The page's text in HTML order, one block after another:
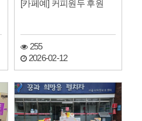
[카페예] 커피원두 후원
255
2026-02-12